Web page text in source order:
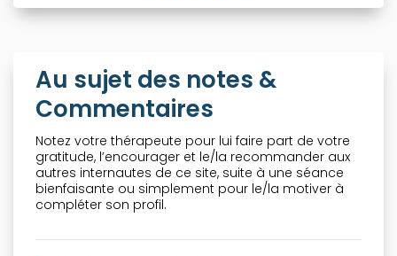
Au sujet des notes &
Commentaires
Notez votre thérapeute pour lui faire part de votre
gratitude, l’encourager et le/la recommander aux
autres internautes de ce site, suite à une séance
bienfaisante ou simplement pour le/la motiver à
compléter son profil.